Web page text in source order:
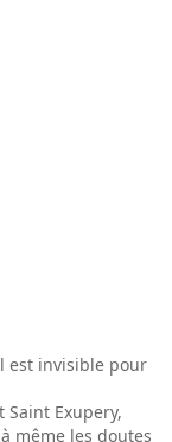
est invisible pour
Exupery,
même les doutes